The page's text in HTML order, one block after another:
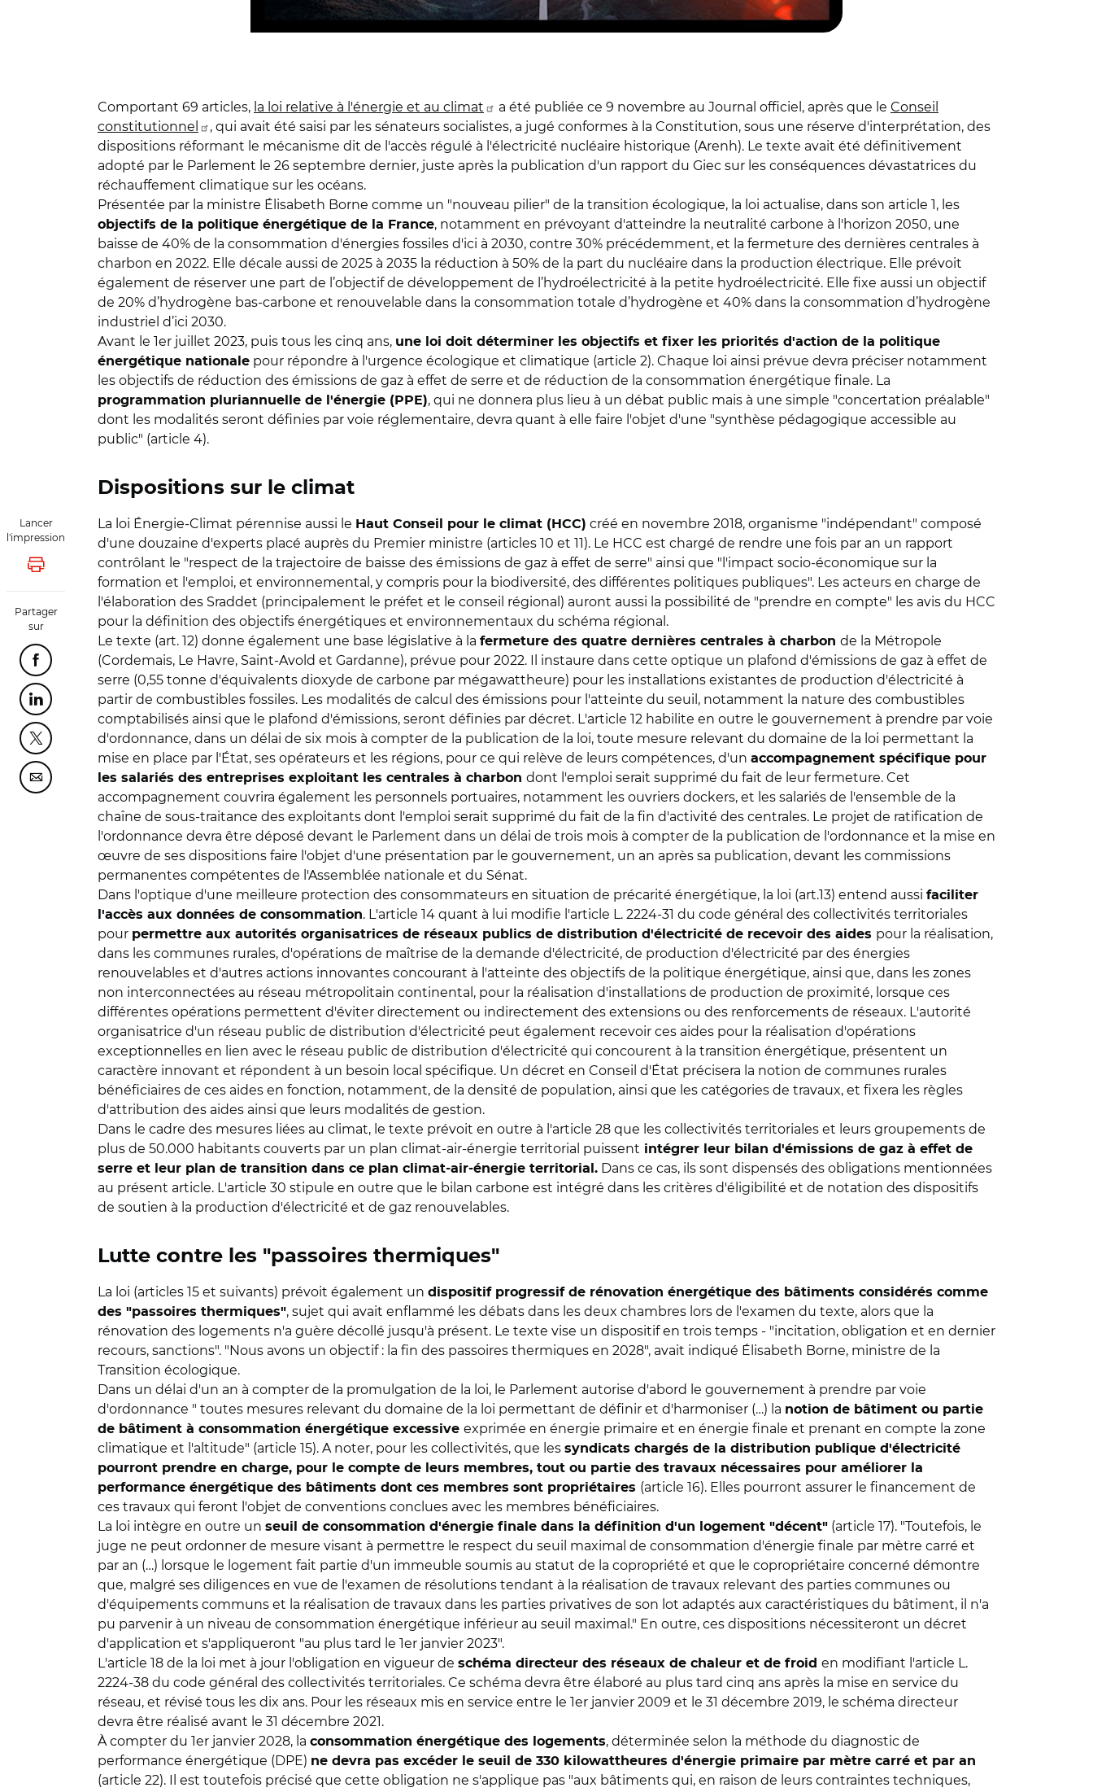
Lancer
l'impression
Lancer l'impression
Partager
sur
Partager cette page sur Facebook
Partager cette page sur Linkedin
Partager cette page sur Twitter
Partager cette page sur Courriel
Comportant 69 articles, la loi relative à l'énergie et au climat a été publiée ce 9 novembre au Journal officiel, après que le Conseil
constitutionnel
, qui avait été saisi par les sénateurs socialistes, a jugé conformes à la Constitution, sous une réserve d'interprétation, des
dispositions réformant le mécanisme dit de l'accès régulé à l'électricité nucléaire historique (Arenh). Le texte avait été définitivement
adopté par le Parlement le 26 septembre dernier, juste après la publication d'un rapport du Giec sur les conséquences dévastatrices du
réchauffement climatique sur les océans.
Présentée par la ministre Élisabeth Borne comme un "nouveau pilier" de la transition écologique, la loi actualise, dans son article 1, les
objectifs de la politique énergétique de la France, notamment en prévoyant d'atteindre la neutralité carbone à l'horizon 2050, une
baisse de 40% de la consommation d'énergies fossiles d'ici à 2030, contre 30% précédemment, et la fermeture des dernières centrales à
charbon en 2022. Elle décale aussi de 2025 à 2035 la réduction à 50% de la part du nucléaire dans la production électrique. Elle prévoit
également de réserver une part de l’objectif de développement de l’hydroélectricité à la petite hydroélectricité. Elle fixe aussi un objectif
de 20% d’hydrogène bas-carbone et renouvelable dans la consommation totale d’hydrogène et 40% dans la consommation d’hydrogène
industriel d’ici 2030.
Avant le 1er juillet 2023, puis tous les cinq ans, une loi doit déterminer les objectifs et fixer les priorités d'action de la politique
énergétique nationale pour répondre à l'urgence écologique et climatique (article 2). Chaque loi ainsi prévue devra préciser notamment
les objectifs de réduction des émissions de gaz à effet de serre et de réduction de la consommation énergétique finale. La
programmation pluriannuelle de l'énergie (PPE), qui ne donnera plus lieu à un débat public mais à une simple "concertation préalable"
dont les modalités seront définies par voie réglementaire, devra quant à elle faire l'objet d'une "synthèse pédagogique accessible au
public" (article 4).
Dispositions sur le climat
La loi Énergie-Climat pérennise aussi le Haut Conseil pour le climat (HCC) créé en novembre 2018, organisme "indépendant" composé
d'une douzaine d'experts placé auprès du Premier ministre (articles 10 et 11). Le HCC est chargé de rendre une fois par an un rapport
contrôlant le "respect de la trajectoire de baisse des émissions de gaz à effet de serre" ainsi que "l'impact socio-économique sur la
formation et l'emploi, et environnemental, y compris pour la biodiversité, des différentes politiques publiques". Les acteurs en charge de
l'élaboration des Sraddet (principalement le préfet et le conseil régional) auront aussi la possibilité de "prendre en compte" les avis du HCC
pour la définition des objectifs énergétiques et environnementaux du schéma régional.
Le texte (art. 12) donne également une base législative à la fermeture des quatre dernières centrales à charbon de la Métropole
(Cordemais, Le Havre, Saint-Avold et Gardanne), prévue pour 2022. Il instaure dans cette optique un plafond d'émissions de gaz à effet de
serre (0,55 tonne d'équivalents dioxyde de carbone par mégawattheure) pour les installations existantes de production d'électricité à
partir de combustibles fossiles. Les modalités de calcul des émissions pour l'atteinte du seuil, notamment la nature des combustibles
comptabilisés ainsi que le plafond d'émissions, seront définies par décret. L'article 12 habilite en outre le gouvernement à prendre par voie
d'ordonnance, dans un délai de six mois à compter de la publication de la loi, toute mesure relevant du domaine de la loi permettant la
mise en place par l'État, ses opérateurs et les régions, pour ce qui relève de leurs compétences, d'un accompagnement spécifique pour
les salariés des entreprises exploitant les centrales à charbon dont l'emploi serait supprimé du fait de leur fermeture. Cet
accompagnement couvrira également les personnels portuaires, notamment les ouvriers dockers, et les salariés de l'ensemble de la
chaîne de sous-traitance des exploitants dont l'emploi serait supprimé du fait de la fin d'activité des centrales. Le projet de ratification de
l'ordonnance devra être déposé devant le Parlement dans un délai de trois mois à compter de la publication de l'ordonnance et la mise en
œuvre de ses dispositions faire l'objet d'une présentation par le gouvernement, un an après sa publication, devant les commissions
permanentes compétentes de l'Assemblée nationale et du Sénat.
Dans l'optique d'une meilleure protection des consommateurs en situation de précarité énergétique, la loi (art.13) entend aussi faciliter
l'accès aux données de consommation. L'article 14 quant à lui modifie l'article L. 2224-31 du code général des collectivités territoriales
pour permettre aux autorités organisatrices de réseaux publics de distribution d'électricité de recevoir des aides pour la réalisation,
dans les communes rurales, d'opérations de maîtrise de la demande d'électricité, de production d'électricité par des énergies
renouvelables et d'autres actions innovantes concourant à l'atteinte des objectifs de la politique énergétique, ainsi que, dans les zones
non interconnectées au réseau métropolitain continental, pour la réalisation d'installations de production de proximité, lorsque ces
différentes opérations permettent d'éviter directement ou indirectement des extensions ou des renforcements de réseaux. L'autorité
organisatrice d'un réseau public de distribution d'électricité peut également recevoir ces aides pour la réalisation d'opérations
exceptionnelles en lien avec le réseau public de distribution d'électricité qui concourent à la transition énergétique, présentent un
caractère innovant et répondent à un besoin local spécifique. Un décret en Conseil d'État précisera la notion de communes rurales
bénéficiaires de ces aides en fonction, notamment, de la densité de population, ainsi que les catégories de travaux, et fixera les règles
d'attribution des aides ainsi que leurs modalités de gestion.
Dans le cadre des mesures liées au climat, le texte prévoit en outre à l'article 28 que les collectivités territoriales et leurs groupements de
plus de 50.000 habitants couverts par un plan climat-air-énergie territorial puissent intégrer leur bilan d'émissions de gaz à effet de
serre et leur plan de transition dans ce plan climat-air-énergie territorial. Dans ce cas, ils sont dispensés des obligations mentionnées
au présent article. L'article 30 stipule en outre que le bilan carbone est intégré dans les critères d'éligibilité et de notation des dispositifs
de soutien à la production d'électricité et de gaz renouvelables.
Lutte contre les "passoires thermiques"
La loi (articles 15 et suivants) prévoit également un dispositif progressif de rénovation énergétique des bâtiments considérés comme
des "passoires thermiques", sujet qui avait enflammé les débats dans les deux chambres lors de l'examen du texte, alors que la
rénovation des logements n'a guère décollé jusqu'à présent. Le texte vise un dispositif en trois temps - "incitation, obligation et en dernier
recours, sanctions". "Nous avons un objectif : la fin des passoires thermiques en 2028", avait indiqué Élisabeth Borne, ministre de la
Transition écologique.
Dans un délai d'un an à compter de la promulgation de la loi, le Parlement autorise d'abord le gouvernement à prendre par voie
d'ordonnance " toutes mesures relevant du domaine de la loi permettant de définir et d'harmoniser (…) la notion de bâtiment ou partie
de bâtiment à consommation énergétique excessive exprimée en énergie primaire et en énergie finale et prenant en compte la zone
climatique et l'altitude" (article 15). A noter, pour les collectivités, que les syndicats chargés de la distribution publique d'électricité
pourront prendre en charge, pour le compte de leurs membres, tout ou partie des travaux nécessaires pour améliorer la
performance énergétique des bâtiments dont ces membres sont propriétaires (article 16). Elles pourront assurer le financement de
ces travaux qui feront l'objet de conventions conclues avec les membres bénéficiaires.
La loi intègre en outre un seuil de consommation d'énergie finale dans la définition d'un logement "décent" (article 17). "Toutefois, le
juge ne peut ordonner de mesure visant à permettre le respect du seuil maximal de consommation d'énergie finale par mètre carré et
par an (…) lorsque le logement fait partie d'un immeuble soumis au statut de la copropriété et que le copropriétaire concerné démontre
que, malgré ses diligences en vue de l'examen de résolutions tendant à la réalisation de travaux relevant des parties communes ou
d'équipements communs et la réalisation de travaux dans les parties privatives de son lot adaptés aux caractéristiques du bâtiment, il n'a
pu parvenir à un niveau de consommation énergétique inférieur au seuil maximal." En outre, ces dispositions nécessiteront un décret
d'application et s'appliqueront "au plus tard le 1er janvier 2023".
L'article 18 de la loi met à jour l'obligation en vigueur de schéma directeur des réseaux de chaleur et de froid en modifiant l'article L.
2224-38 du code général des collectivités territoriales. Ce schéma devra être élaboré au plus tard cinq ans après la mise en service du
réseau, et révisé tous les dix ans. Pour les réseaux mis en service entre le 1er janvier 2009 et le 31 décembre 2019, le schéma directeur
devra être réalisé avant le 31 décembre 2021.
À compter du 1er janvier 2028, la consommation énergétique des logements, déterminée selon la méthode du diagnostic de
performance énergétique (DPE) ne devra pas excéder le seuil de 330 kilowattheures d'énergie primaire par mètre carré et par an
(article 22). Il est toutefois précisé que cette obligation ne s'applique pas "aux bâtiments qui, en raison de leurs contraintes techniques,